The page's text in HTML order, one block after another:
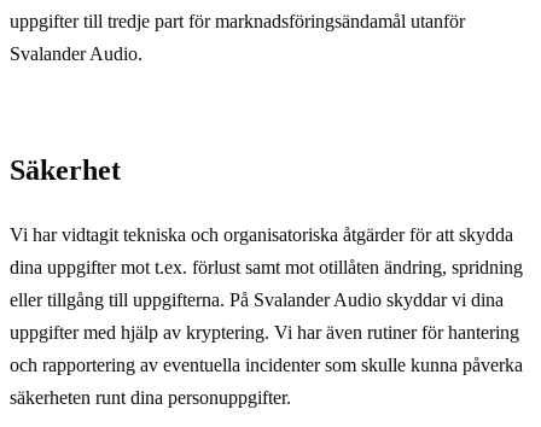
uppgifter till tredje part för marknadsföringsändamål utanför
Svalander Audio.
Säkerhet
Vi har vidtagit tekniska och organisatoriska åtgärder för att skydda
dina uppgifter mot t.ex. förlust samt mot otillåten ändring, spridning
eller tillgång till uppgifterna. På Svalander Audio skyddar vi dina
uppgifter med hjälp av kryptering. Vi har även rutiner för hantering
och rapportering av eventuella incidenter som skulle kunna påverka
säkerheten runt dina personuppgifter.